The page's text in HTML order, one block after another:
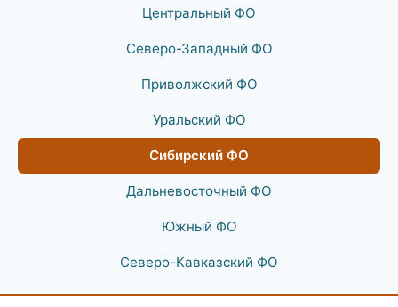
Центральный ФО
Северо-Западный ФО
Приволжский ФО
Уральский ФО
Сибирский ФО
Дальневосточный ФО
Южный ФО
Северо-Кавказский ФО